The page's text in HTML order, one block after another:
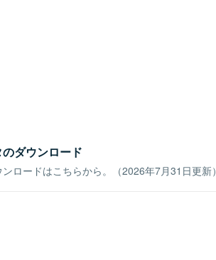
ダウンロード
ロードはこちらから。（2026年7月31日更新）